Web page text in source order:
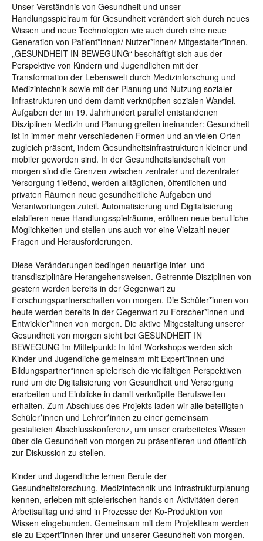
Unser Verständnis von Gesundheit und unser
Handlungsspielraum für Gesundheit verändert sich durch neues
Wissen und neue Technologien wie auch durch eine neue
Generation von Patient*innen/ Nutzer*innen/ Mitgestalter*innen.
„GESUNDHEIT IN BEWEGUNG“ beschäftigt sich aus der
Perspektive von Kindern und Jugendlichen mit der
Transformation der Lebenswelt durch Medizinforschung und
Medizintechnik sowie mit der Planung und Nutzung sozialer
Infrastrukturen und dem damit verknüpften sozialen Wandel.
Aufgaben der im 19. Jahrhundert parallel entstandenen
Disziplinen Medizin und Planung greifen ineinander: Gesundheit
ist in immer mehr verschiedenen Formen und an vielen Orten
zugleich präsent, indem Gesundheitsinfrastrukturen kleiner und
mobiler geworden sind. In der Gesundheitslandschaft von
morgen sind die Grenzen zwischen zentraler und dezentraler
Versorgung fließend, werden alltäglichen, öffentlichen und
privaten Räumen neue gesundheitliche Aufgaben und
Verantwortungen zuteil. Automatisierung und Digitalisierung
etablieren neue Handlungsspielräume, eröffnen neue berufliche
Möglichkeiten und stellen uns auch vor eine Vielzahl neuer
Fragen und Herausforderungen.
Diese Veränderungen bedingen neuartige inter- und
transdisziplinäre Herangehensweisen. Getrennte Disziplinen von
gestern werden bereits in der Gegenwart zu
Forschungspartnerschaften von morgen. Die Schüler*innen von
heute werden bereits in der Gegenwart zu Forscher*innen und
Entwickler*innen von morgen. Die aktive Mitgestaltung unserer
Gesundheit von morgen steht bei GESUNDHEIT IN
BEWEGUNG im Mittelpunkt: In fünf Workshops werden sich
Kinder und Jugendliche gemeinsam mit Expert*innen und
Bildungspartner*innen spielerisch die vielfältigen Perspektiven
rund um die Digitalisierung von Gesundheit und Versorgung
erarbeiten und Einblicke in damit verknüpfte Berufswelten
erhalten. Zum Abschluss des Projekts laden wir alle beteiligten
Schüler*innen und Lehrer*innen zu einer gemeinsam
gestalteten Abschlusskonferenz, um unser erarbeitetes Wissen
über die Gesundheit von morgen zu präsentieren und öffentlich
zur Diskussion zu stellen.
Kinder und Jugendliche lernen Berufe der
Gesundheitsforschung, Medizintechnik und Infrastrukturplanung
kennen, erleben mit spielerischen hands on-Aktivitäten deren
Arbeitsalltag und sind in Prozesse der Ko-Produktion von
Wissen eingebunden. Gemeinsam mit dem Projektteam werden
sie zu Expert*innen ihrer und unserer Gesundheit von morgen.